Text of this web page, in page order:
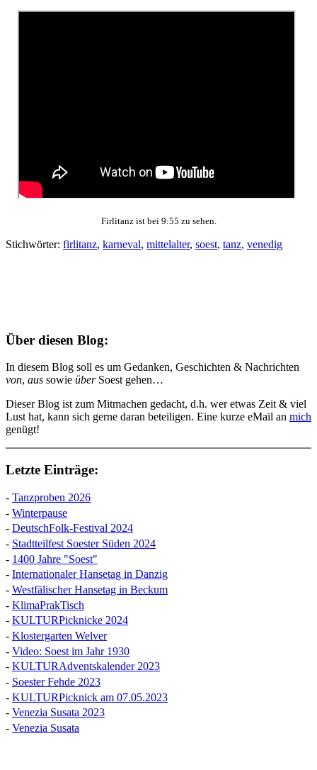
Firlitanz ist bei 9:55 zu sehen.
Stichwörter: firlitanz, karneval, mittelalter, soest, tanz, venedig
Über diesen Blog:
In diesem Blog soll es um Gedanken, Geschichten & Nachrichten
von, aus sowie überSoest gehen…
Dieser Blog ist zum Mitmachen gedacht, d.h. wer etwas Zeit & viel
Lust hat, kann sich gerne daran beteiligen. Eine kurze eMail an mich
genügt!
Letzte Einträge:
- Tanzproben 2026
- Winterpause
- DeutschFolk-Festival 2024
- Stadtteilfest Soester Süden 2024
- 1400 Jahre "Soest"
- Internationaler Hansetag in Danzig
- Westfälischer Hansetag in Beckum
- KlimaPrakTisch
- KULTURPicknicke 2024
- Klostergarten Welver
- Video: Soest im Jahr 1930
- KULTURAdventskalender 2023
- Soester Fehde 2023
- KULTURPicknick am 07.05.2023
- Venezia Susata 2023
- Venezia Susata